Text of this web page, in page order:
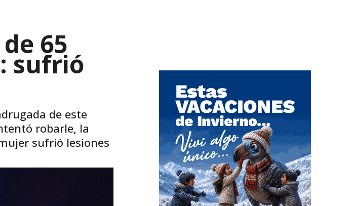
65
sufrió
de este
robarle, la
sufrió lesiones